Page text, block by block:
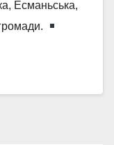
Есманьська,